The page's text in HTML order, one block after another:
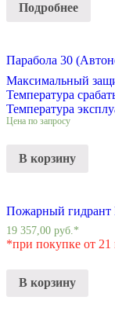
Подробнее
Парабола 30
Максимальный
Температура
Температура
Цена по запросу
В корзину
Пожарный
19 357,00 руб. *
*при покупке от 21
В корзину